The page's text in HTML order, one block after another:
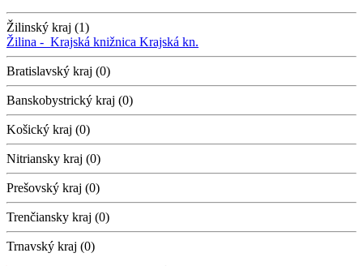
Žilinský kraj (1)
Žilina - Krajská knižnica Krajská kn.
Bratislavský kraj (0)
Banskobystrický kraj (0)
Košický kraj (0)
Nitriansky kraj (0)
Prešovský kraj (0)
Trenčiansky kraj (0)
Trnavský kraj (0)